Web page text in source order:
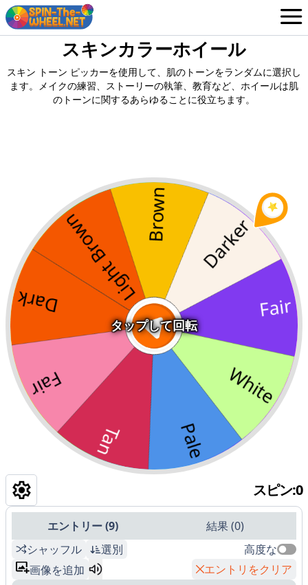
ログイン / サインアップ
スキンカラーホイール
スキン トーン ピッカーを使用して、肌のトーンをランダムに選択し
ます。メイクの練習、ストーリーの執筆、教育など、ホイールは肌
のトーンに関するあらゆることに役立ちます。
タップして回転
0
:
スピン
エントリー(9) 結果(0)
シャッフル
選別
高度な
画像を追加
エントリをクリア